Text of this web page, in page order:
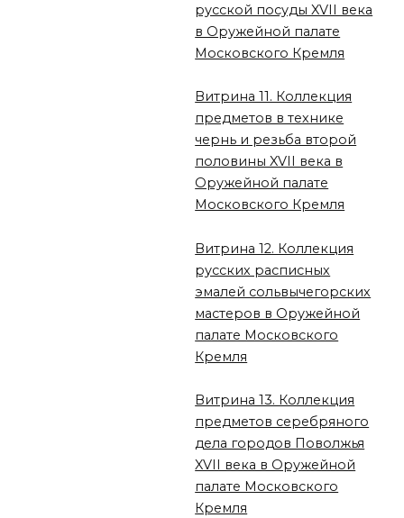
русской посуды XVII века
в Оружейной палате
Московского Кремля
Витрина 11. Коллекция
предметов в технике
чернь и резьба второй
половины XVII века в
Оружейной палате
Московского Кремля
Витрина 12. Коллекция
русских расписных
эмалей сольвычегорских
мастеров в Оружейной
палате Московского
Кремля
Витрина 13. Коллекция
предметов серебряного
дела городов Поволжья
XVII века в Оружейной
палате Московского
Кремля